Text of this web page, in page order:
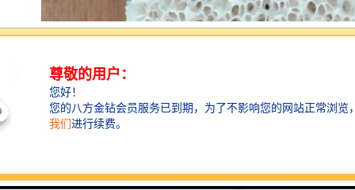
铁（铝）水中。当它们的直径大于0.1mm时上浮很快，